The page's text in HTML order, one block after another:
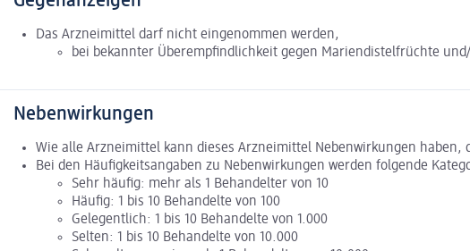
Das Arzneimittel darf nicht eingenommen werden,
bei bekannter Überempfindlichkeit gegen Mariendistelfrüchte
Nebenwirkungen
Wie alle Arzneimittel kann dieses Arzneimittel Nebenwirkungen
Bei den Häufigkeitsangaben zu Nebenwirkungen werden folgende
Sehr häufig: mehr als 1 Behandelter von 10
Häufig: 1 bis 10 Behandelte von 100
Gelegentlich: 1 bis 10 Behandelte von 1.000
Selten: 1 bis 10 Behandelte von 10.000